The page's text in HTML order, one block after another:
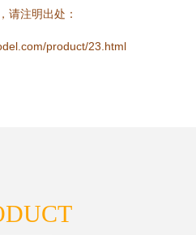
请注明出处：
product/23.html